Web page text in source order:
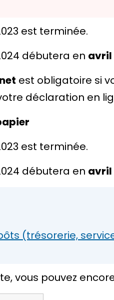
est terminée.
débutera en avril
est obligatoire si
déclaration en
est terminée.
débutera en avril
(trésorerie,
vous pouvez